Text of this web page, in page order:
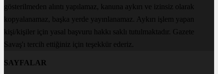
gösterilmeden alıntı yapılamaz, kanuna aykırı ve izinsiz olarak
kopyalanamaz, başka yerde yayınlanamaz. Aykırı işlem yapan
kişi/kişiler için yasal başvuru hakkı saklı tutulmaktadır. Gazete
Savaş'ı tercih ettiğiniz için teşekkür ederiz.
SAYFALAR